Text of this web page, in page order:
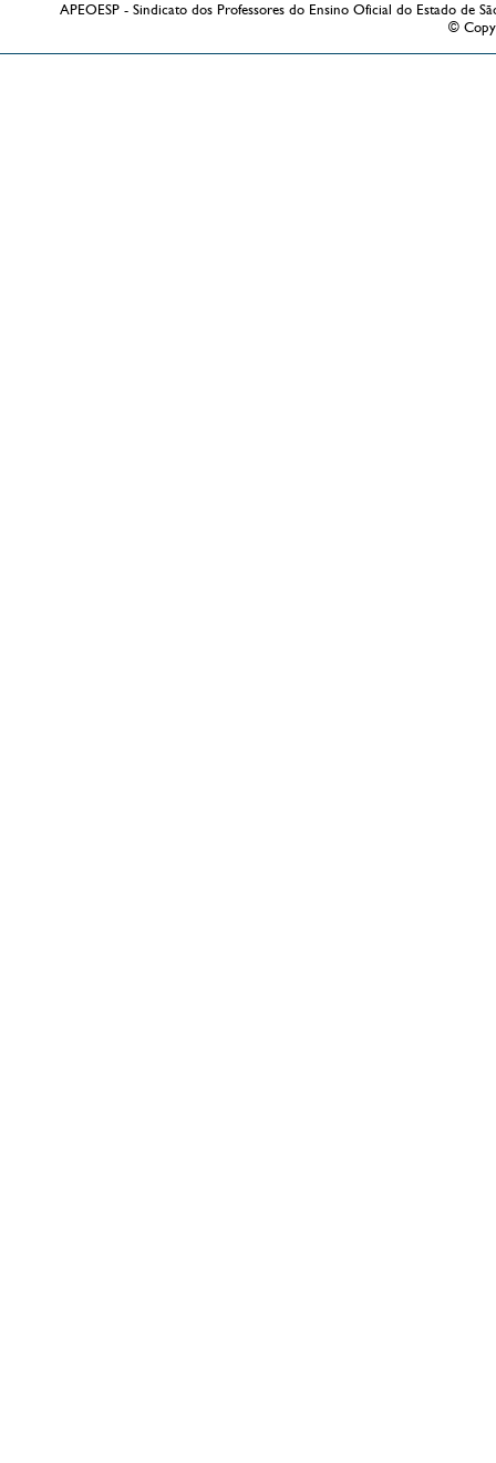
APEOESP - Sindicato dos Professores do Ensino Oficial do Estado de
©